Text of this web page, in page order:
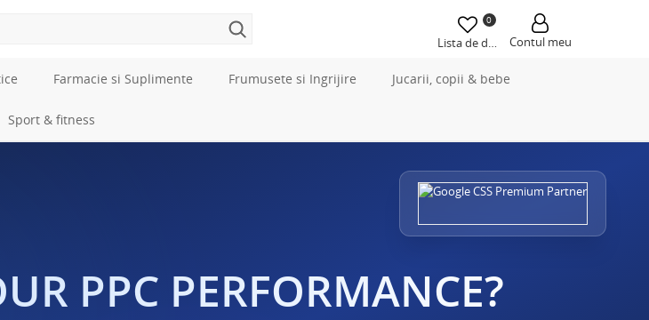
0
Lista de dorințeContul meu
Farmacie si Suplimente Frumusete si Ingrijire Jucarii, copii & bebe
Sport & fitness
PPC PERFORMANCE?